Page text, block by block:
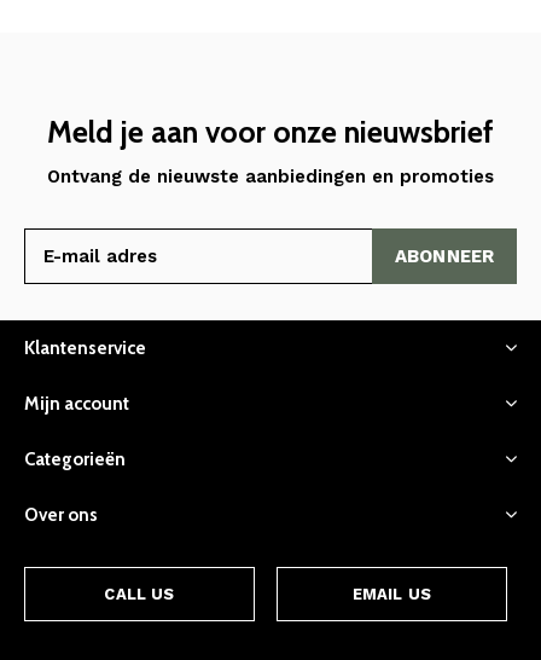
Meld je aan voor onze nieuwsbrief
Ontvang de nieuwste aanbiedingen en promoties
ABONNEER
Klantenservice
Mijn account
Categorieën
Over ons
CALL US EMAIL US